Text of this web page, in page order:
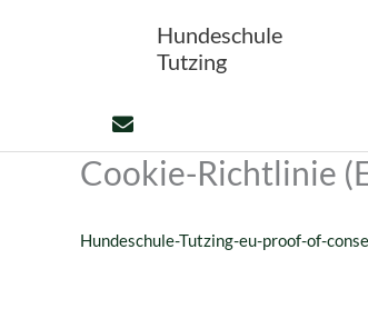
Hundeschule
Tutzing
Cookie-Richtlinie
Hundeschule-Tutzing-eu-proof-of-